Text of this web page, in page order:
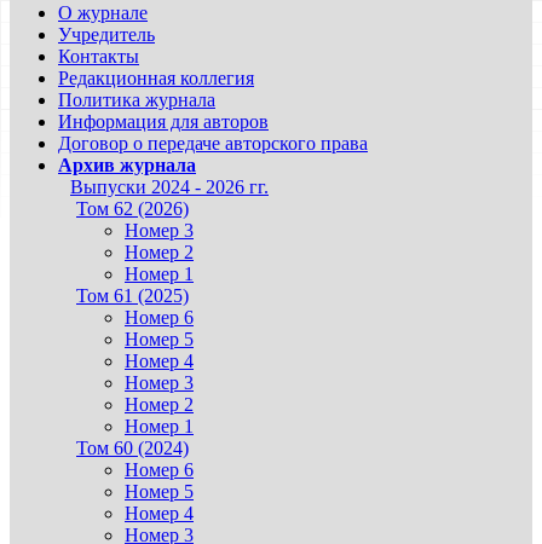
О журнале
Учредитель
Контакты
Редакционная коллегия
Политика журнала
Информация для авторов
Договор о передаче авторского права
Архив журнала
Выпуски 2024 - 2026 гг.
Том 62 (2026)
Номер 3
Номер 2
Номер 1
Том 61 (2025)
Номер 6
Номер 5
Номер 4
Номер 3
Номер 2
Номер 1
Том 60 (2024)
Номер 6
Номер 5
Номер 4
Номер 3